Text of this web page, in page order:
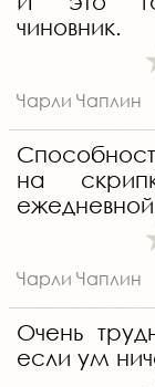
чиновник.
Чарли Чаплин
на
Чарли Чаплин
Очень
если ум